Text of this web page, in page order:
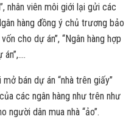
nhân viên môi giới lại gửi các
hàng đồng ý chủ trương bảo
cho dự án”, “Ngân hàng hợp
bán dự án “nhà trên giấy”
các ngân hàng như trên như
người dân mua nhà “ảo”.